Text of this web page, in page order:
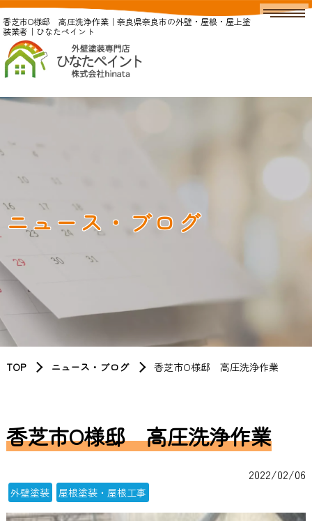
香芝市O様邸 高圧洗浄作業｜奈良県奈良市の外壁・屋根・屋上塗
装業者｜ひなたペイント
ニュース・ブログ
TOP ニュース・ブログ 香芝市O様邸 高圧洗浄作業
香芝市O様邸 高圧洗浄作業
2022/02/06
外壁塗装 屋根塗装・屋根工事